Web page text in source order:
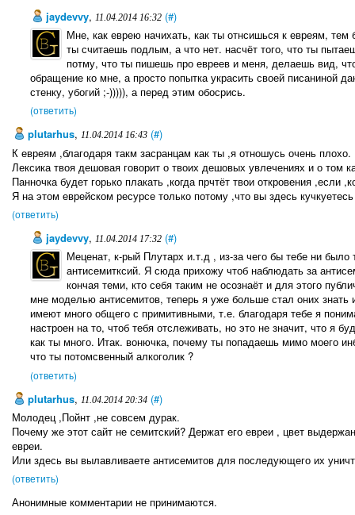
jaydevvy, 11.04.2014 16:32 (#)
Мне, как еврею начихать, как ты отнсишься к евреям,
ты считаешь подлым, а что нет. насчёт того, что ты
потму, что ты пишешь про евреев и меня, делаешь вид,
обращение ко мне, а просто попытка украсить своей писаниной
стенку, убогий ;-))))), а перед этим обосрись.
(ответить)
plutarhus, 11.04.2014 16:43 (#)
К евреям ,благодаря такм засранцам как ты ,я отношусь очень плохо.
Лексика твоя дешовая говорит о твоих дешовых увлечениях и о том
Панночка будет горько плакать ,когда прчтёт твои откровения ,если
Я на этом еврейском ресурсе только потому ,что вы здесь
(ответить)
jaydevvy, 11.04.2014 17:32 (#)
Меценат, к-рый Плутарх и.т.д , из-за чего бы тебе ни
антисемитксий. Я сюда прихожу чтоб наблюдать за
кончая теми, кто себя таким не осознаёт и для этого
мне моделью антисемитов, теперь я уже больше стал оних
имеют много общего с примитивными, т.е. благодаря тебе я
настроен на то, чтоб тебя отслеживать, но это не значит, что я
как ты много. Итак. вонючка, почему ты попадаешь мимо моего
что ты потомсвенный алкоголик ?
(ответить)
plutarhus, 11.04.2014 20:34 (#)
Молодец ,Пойнт ,не совсем дурак.
Почему же этот сайт не семитский? Держат его евреи , цвет
евреи.
Или здесь вы вылавливаете антисемитов для последующего их
(ответить)
Анонимные комментарии не принимаются.